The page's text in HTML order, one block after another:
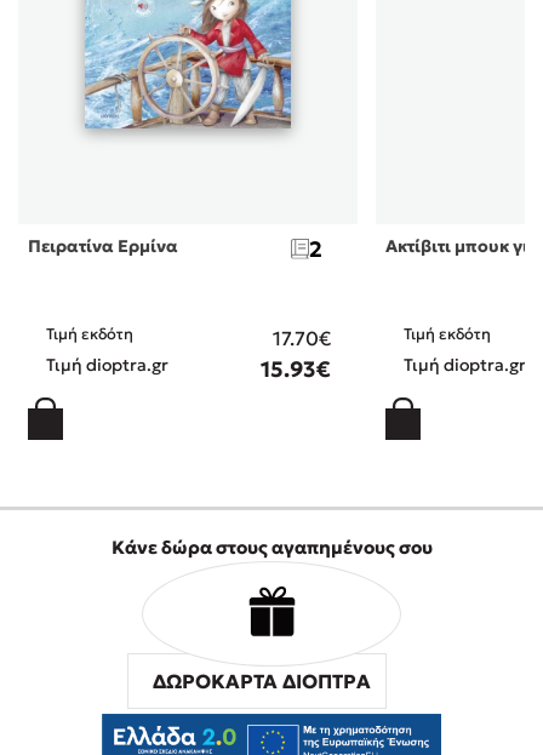
Πειρατίνα Ερμίνα 2
Τιμή εκδότη 17.70€
Τιμή dioptra.gr 15.93€
Ακτίβιτι μπουκ
Τιμή εκδότη
Τιμή dioptra.gr
Κάνε δώρα στους αγαπημένους σου
ΔΩΡΟΚΑΡΤΑ ΔΙΟΠΤΡΑ